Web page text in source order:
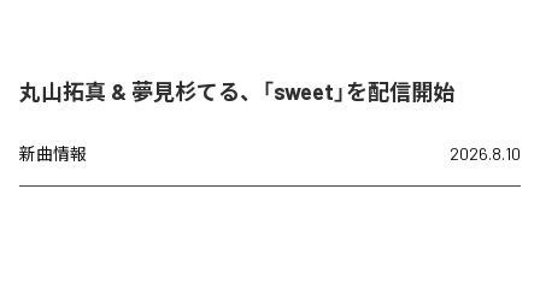
丸山拓真 & 夢見杉てる、「sweet」を配信開始
新曲情報 2026.8.10